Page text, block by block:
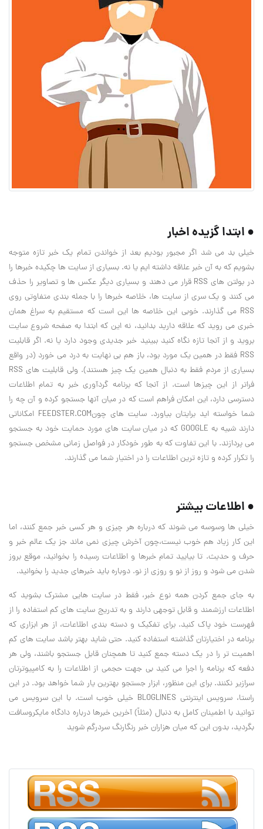
● ابتدا گزیده اخبار
خیلی بد می شد اگر مجبور بودیم بعد از خواندن تمام یک خبر تازه متوجه
بشویم که به آن خبر علاقه داشته ایم یا نه. بسیاری از سایت ها چکیده خبرها را
در بولتن های RSS قرار می دهند و بسیاری دیگر عکس ها و تصاویر را حذف
می کنند و یک سری از سایت ها، خلاصه خبرها را با جمله بندی متفاوتی روی
RSS می گذارند. خوبی این خلاصه ها این است که مستقیم به سراغ همان
خبری می روید که علاقه دارید بدانید، نه این که ابتدا به صفحه شروع سایت
بروید و از آنجا تازه نگاه کنید ببینید خبر جدیدی وجود دارد یا نه. اگر قابلیت
RSS فقط در همین یک مورد بود، باز هم بی نهایت به درد می خورد (در واقع
بسیاری از مردم فقط به دنبال همین یک چیز هستند). ولی قابلیت های RSS
فراتر از این چیزها است. از آنجا که برنامه گردآوری خبر به تمام اطلاعات
دسترسی دارد، این امکان فراهم است که در میان آنها جستجو کرده و آن چه را
شما خواسته اید برایتان بیاورد. سایت های چونFEEDSTER.COM امکاناتی
دارند شبیه به GOOGLE که در میان سایت های مورد حمایت خود به جستجو
می پردازند. با این تفاوت که به طور خودکار در فواصل زمانی مشخص جستجو
را تکرار کرده و تازه ترین اطلاعات را در اختیار شما می گذارند.
● اطلاعات بیشتر
خیلی ها وسوسه می شوند که درباره هر چیزی و هر کسی خبر جمع کنند، اما
این کار زیاد هم خوب نیست،چون آخرش چیزی نمی ماند جز یک عالم خبر و
حرف و حدیث. تا بیایید تمام خبرها و اطلاعات رسیده را بخوانید، موقع بروز
شدن می شود و روز از نو و روزی از نو. دوباره باید خبرهای جدید را بخوانید.
به جای جمع کردن همه نوع خبر، فقط در سایت هایی مشترک بشوید که
اطلاعات ارزشمند و قابل توجهی دارند و به تدریج سایت های کم استفاده را از
فهرست خود پاک کنید. برای تفکیک و دسته بندی اطلاعات، از هر ابزاری که
برنامه در اختیارتان گذاشته استفاده کنید. حتی شاید بهتر باشد سایت های کم
اهمیت تر را در یک دسته جمع کنید تا همچنان قابل جستجو باشند، ولی هر
دفعه که برنامه را اجرا می کنید بی جهت حجمی از اطلاعات را به کامپیوترتان
سرازیر نکنند. برای این منظور، ابزار جستجو بهترین یار شما خواهد بود. در این
راستا، سرویس اینترنتی BLOGLINES خیلی خوب است. با این سرویس می
توانید با اطمینان کامل به دنبال (مثلاً) آخرین خبرها درباره دادگاه مایکروسافت
بگردید، بدون این که میان هزاران خبر رنگارنگ سردرگم شوید